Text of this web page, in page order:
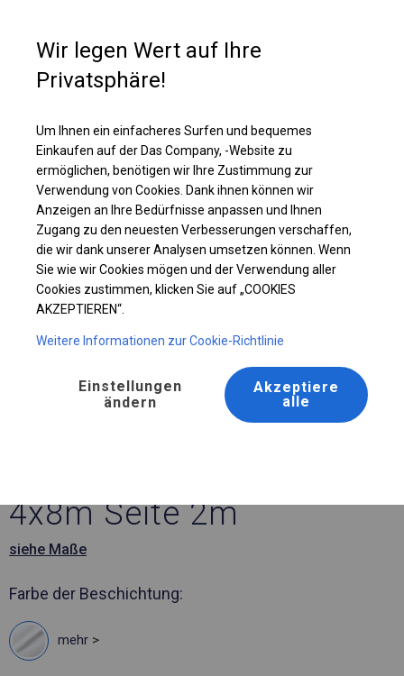
Solides Partyzelt | 4x8 m
4x8m Seite 2m
siehe Maße
Farbe der Beschichtung:
mehr >
Wir legen Wert auf Ihre
Privatsphäre!
Um Ihnen ein einfacheres Surfen und bequemes
Einkaufen auf der Das Company, -Website zu
ermöglichen, benötigen wir Ihre Zustimmung zur
Verwendung von Cookies. Dank ihnen können wir
Anzeigen an Ihre Bedürfnisse anpassen und Ihnen
Zugang zu den neuesten Verbesserungen verschaffen,
die wir dank unserer Analysen umsetzen können. Wenn
Sie wie wir Cookies mögen und der Verwendung aller
Cookies zustimmen, klicken Sie auf „COOKIES
AKZEPTIEREN“.
Weitere Informationen zur Cookie-Richtlinie
Einstellungen
ändern
Akzeptiere
alle